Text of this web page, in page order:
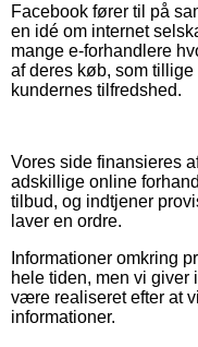
Facebook fører til på
en idé om internet
mange e-forhandlere
af deres køb, som tillige
kundernes tilfredshed.
Vores side finansieres
adskillige online
tilbud, og indtjener
laver en ordre.
Informationer omkring
hele tiden, men vi giver
være realiseret efter at
informationer.